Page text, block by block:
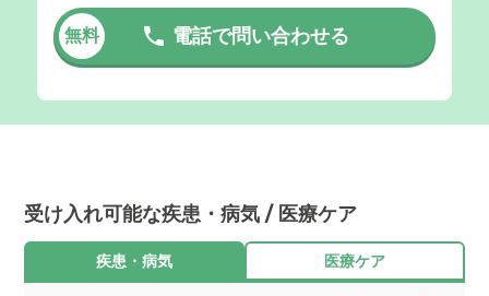
無料 電話で問い合わせる
受け入れ可能な疾患・病気 / 医療ケア
疾患・病気 医療ケア